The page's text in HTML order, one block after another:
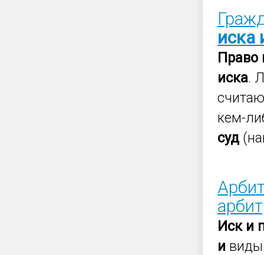
иска
Право
иска.
кем-
суд
Иск и
и